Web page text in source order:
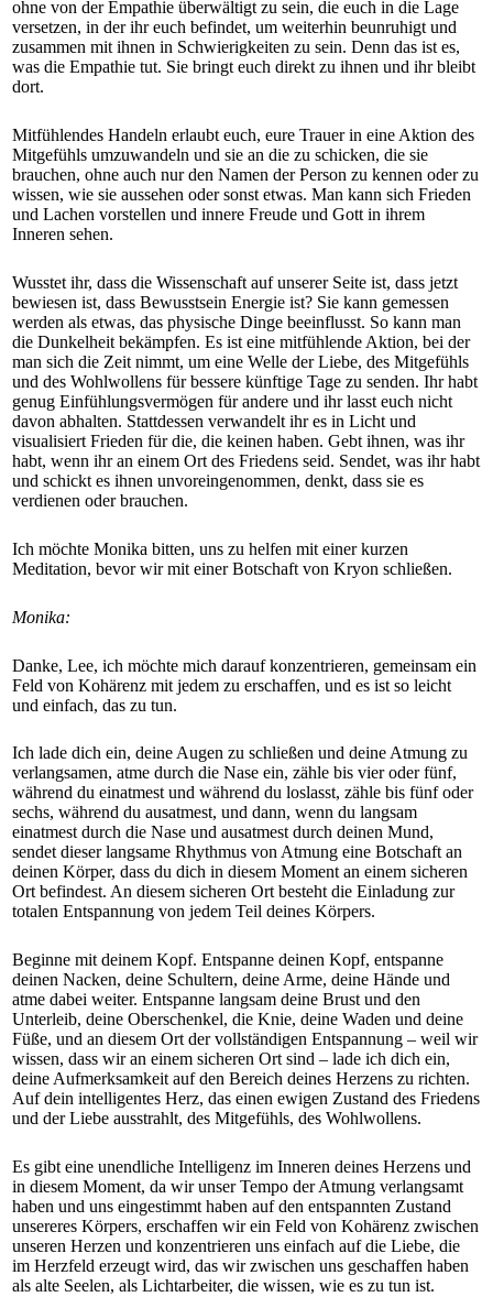
ohne von der Empathie überwältigt zu sein, die euch in die Lage
versetzen, in der ihr euch befindet, um weiterhin beunruhigt und
zusammen mit ihnen in Schwierigkeiten zu sein. Denn das ist es,
was die Empathie tut. Sie bringt euch direkt zu ihnen und ihr bleibt
dort.
Mitfühlendes Handeln erlaubt euch, eure Trauer in eine Aktion des
Mitgefühls umzuwandeln und sie an die zu schicken, die sie
brauchen, ohne auch nur den Namen der Person zu kennen oder zu
wissen, wie sie aussehen oder sonst etwas. Man kann sich Frieden
und Lachen vorstellen und innere Freude und Gott in ihrem
Inneren sehen.
Wusstet ihr, dass die Wissenschaft auf unserer Seite ist, dass jetzt
bewiesen ist, dass Bewusstsein Energie ist? Sie kann gemessen
werden als etwas, das physische Dinge beeinflusst. So kann man
die Dunkelheit bekämpfen. Es ist eine mitfühlende Aktion, bei der
man sich die Zeit nimmt, um eine Welle der Liebe, des Mitgefühls
und des Wohlwollens für bessere künftige Tage zu senden. Ihr habt
genug Einfühlungsvermögen für andere und ihr lasst euch nicht
davon abhalten. Stattdessen verwandelt ihr es in Licht und
visualisiert Frieden für die, die keinen haben. Gebt ihnen, was ihr
habt, wenn ihr an einem Ort des Friedens seid. Sendet, was ihr habt
und schickt es ihnen unvoreingenommen, denkt, dass sie es
verdienen oder brauchen.
Ich möchte Monika bitten, uns zu helfen mit einer kurzen
Meditation, bevor wir mit einer Botschaft von Kryon schließen.
Monika:
Danke, Lee, ich möchte mich darauf konzentrieren, gemeinsam ein
Feld von Kohärenz mit jedem zu erschaffen, und es ist so leicht
und einfach, das zu tun.
Ich lade dich ein, deine Augen zu schließen und deine Atmung zu
verlangsamen, atme durch die Nase ein, zähle bis vier oder fünf,
während du einatmest und während du loslasst, zähle bis fünf oder
sechs, während du ausatmest, und dann, wenn du langsam
einatmest durch die Nase und ausatmest durch deinen Mund,
sendet dieser langsame Rhythmus von Atmung eine Botschaft an
deinen Körper, dass du dich in diesem Moment an einem sicheren
Ort befindest. An diesem sicheren Ort besteht die Einladung zur
totalen Entspannung von jedem Teil deines Körpers.
Beginne mit deinem Kopf. Entspanne deinen Kopf, entspanne
deinen Nacken, deine Schultern, deine Arme, deine Hände und
atme dabei weiter. Entspanne langsam deine Brust und den
Unterleib, deine Oberschenkel, die Knie, deine Waden und deine
Füße, und an diesem Ort der vollständigen Entspannung – weil wir
wissen, dass wir an einem sicheren Ort sind – lade ich dich ein,
deine Aufmerksamkeit auf den Bereich deines Herzens zu richten.
Auf dein intelligentes Herz, das einen ewigen Zustand des Friedens
und der Liebe ausstrahlt, des Mitgefühls, des Wohlwollens.
Es gibt eine unendliche Intelligenz im Inneren deines Herzens und
in diesem Moment, da wir unser Tempo der Atmung verlangsamt
haben und uns eingestimmt haben auf den entspannten Zustand
unsereres Körpers, erschaffen wir ein Feld von Kohärenz zwischen
unseren Herzen und konzentrieren uns einfach auf die Liebe, die
im Herzfeld erzeugt wird, das wir zwischen uns geschaffen haben
als alte Seelen, als Lichtarbeiter, die wissen, wie es zu tun ist.